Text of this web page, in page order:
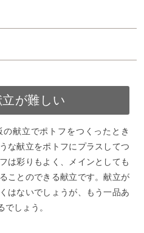
すすめのサラダ献立レシピ
めの肉や魚を使ったレシピ
レシピ
夕食を楽しもう！
が難しい
献立でポトフをつくったとき
な献立をポトフにプラスしてつ
は彩りもよく、メインとしても
ことのできる献立です。献立が
はないでしょうが、もう一品あ
しょう。